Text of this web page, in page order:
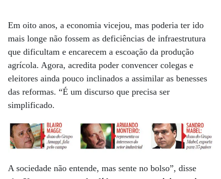
Em oito anos, a economia vicejou, mas poderia ter ido
mais longe não fossem as deficiências de infraestrutura
que dificultam e encarecem a escoação da produção
agrícola. Agora, acredita poder convencer colegas e
eleitores ainda pouco inclinados a assimilar as benesses
das reformas. “É um discurso que precisa ser
simplificado.
A sociedade não entende, mas sente no bolso”, disse